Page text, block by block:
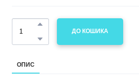
ДО КОШИКА
ОПИС